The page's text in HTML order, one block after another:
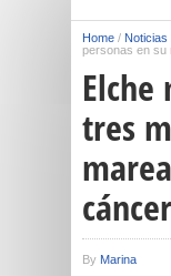
Home / Noticias
personas en su
tres
By Marina